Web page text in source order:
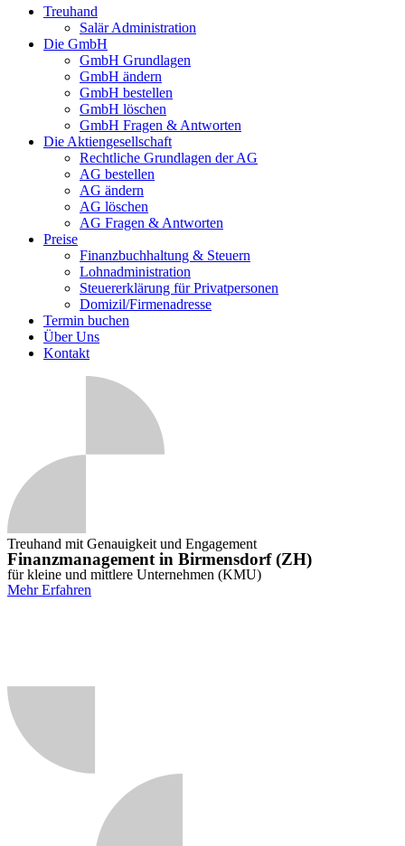
Treuhand
Salär Administration
Die GmbH
GmbH Grundlagen
GmbH ändern
GmbH bestellen
GmbH löschen
GmbH Fragen & Antworten
Die Aktiengesellschaft
Rechtliche Grundlagen der AG
AG bestellen
AG ändern
AG löschen
AG Fragen & Antworten
Preise
Finanzbuchhaltung & Steuern
Lohnadministration
Steuererklärung für Privatpersonen
Domizil/Firmenadresse
Termin buchen
Über Uns
Kontakt
Treuhand mit Genauigkeit und Engagement
Finanzmanagement in Birmensdorf (ZH)
für kleine und mittlere Unternehmen (KMU)
Mehr Erfahren